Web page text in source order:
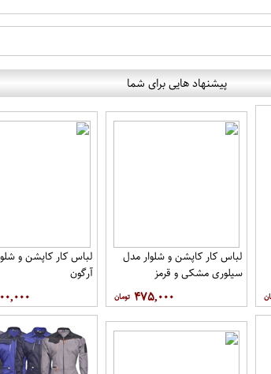
پیشنهاد هایی برای شما
لباس کار کاپشن و شلوار مدل
سیلوری مشکی و قرمز
۴۷۵,۰۰۰
لباس کار کاپشن و
آرگون